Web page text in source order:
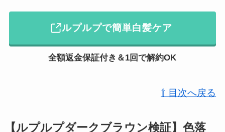
ルプルプで簡単白髪ケア
全額返金保証付き＆1回で解約OK
⇧ 目次へ戻る
【ルプルプダークブラウン検証】色落